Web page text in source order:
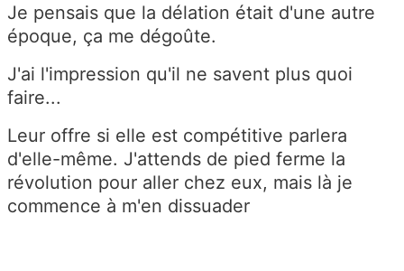
Je pensais que la délation était d'une autre
époque, ça me dégoûte.
J'ai l'impression qu'il ne savent plus quoi
faire...
Leur offre si elle est compétitive parlera
d'elle-même. J'attends de pied ferme la
révolution pour aller chez eux, mais là je
commence à m'en dissuader